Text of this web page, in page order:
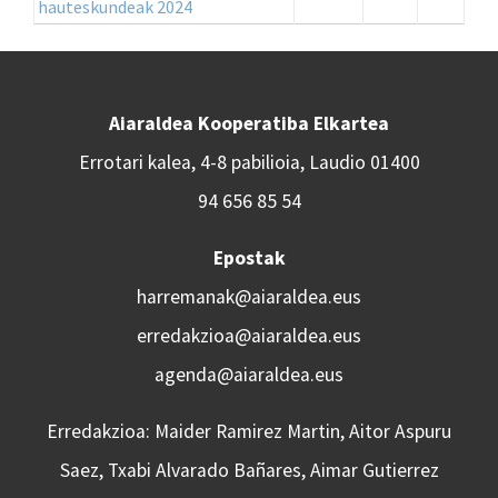
hauteskundeak 2024
Aiaraldea Kooperatiba Elkartea
Errotari kalea, 4-8 pabilioia, Laudio 01400
94 656 85 54
Epostak
harremanak@aiaraldea.eus
erredakzioa@aiaraldea.eus
agenda@aiaraldea.eus
Erredakzioa: Maider Ramirez Martin, Aitor Aspuru
Saez, Txabi Alvarado Bañares, Aimar Gutierrez